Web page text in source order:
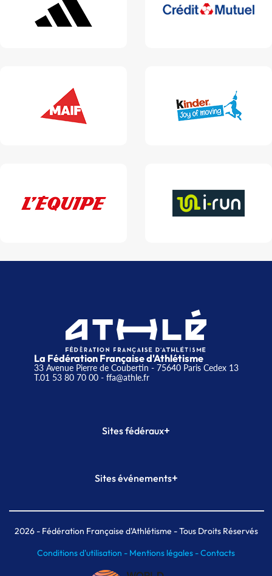
La Fédération Française d'Athlétisme
33 Avenue Pierre de Coubertin - 75640 Paris Cedex 13
T.01 53 80 70 00- ffa@athle.fr
Sites fédéraux+
Plateforme Formation
Sites événements+
Meeting de Paris indoor
MAIF Ekiden de Paris
2026- Fédération Française d'Athlétisme - Tous Droits Réservés
Conditions d'utilisation - Mentions légales -Contacts